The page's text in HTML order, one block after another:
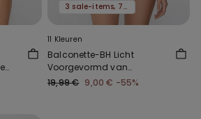
3 sale-items, 70% korting
11 Kleuren
Balconette-BH Licht
Voorgevormd van
Gerecycled Kant Wien
19,99 € 9,00 € -55%